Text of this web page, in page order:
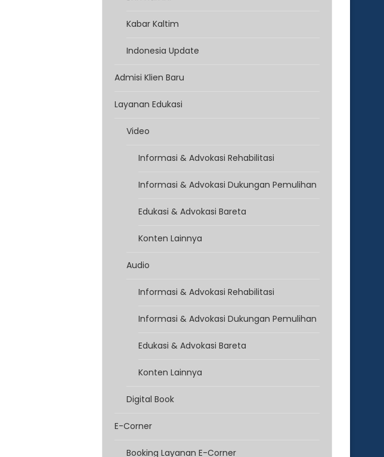
Kabar Kaltim
Indonesia Update
Admisi Klien Baru
Layanan Edukasi
Video
Informasi & Advokasi Rehabilitasi
Informasi & Advokasi Dukungan Pemulihan
Edukasi & Advokasi Bareta
Konten Lainnya
Audio
Informasi & Advokasi Rehabilitasi
Informasi & Advokasi Dukungan Pemulihan
Edukasi & Advokasi Bareta
Konten Lainnya
Digital Book
E-Corner
Booking Layanan E-Corner